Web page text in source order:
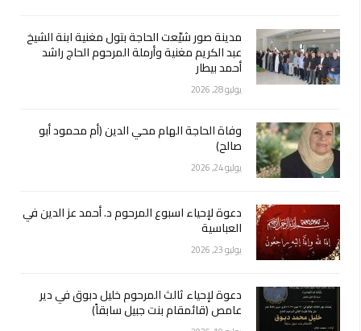
مدينة صور شيّعت الحاجة بتول مغنية ابنة الشيخ
عبد الكريم مغنية وأرملة المرحوم الحاج راشد
أحمد بيطار
يوليو 28, 2026
وفاة الحاجة الهام محي الدين (أم محمود أبو
صالح)
يوليو 24, 2026
دعوة لإحياء اسبوع المرحوم د. أحمد عز الدين في
العباسية
يوليو 23, 2026
دعوة لإحياء ثالث المرحوم خليل دبوق في دير
عامص (قائمقام بنت جبيل سابقاً)